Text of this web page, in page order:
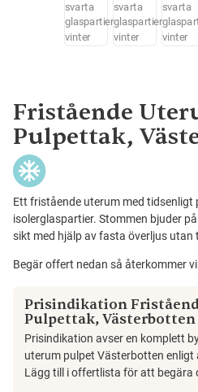
Fristående
Pulpettak,
Ett fristående uterum med
isolerglaspartier. Stommen bjuder
sikt med hjälp av fasta överljus utan
Begär offert nedan så återkommer
Prisindikation
Pulpettak, Västerbotten
Prisindikation avser en komplett
uterum pulpet Västerbotten enligt
Lägg till i offertlista för att begära